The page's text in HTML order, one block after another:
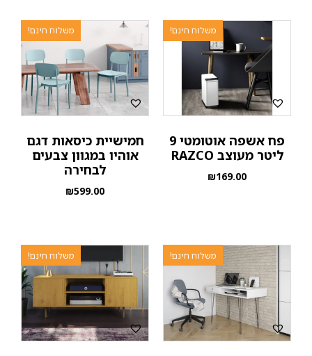
משלוח חינם!
פח אשפה אוטומטי 9
ליטר מעוצב RAZCO
₪169.00
משלוח חינם!
חמישיית כיסאות דגם
אוהיו במגוון צבעים
לבחירה
₪599.00
משלוח חינם! משלוח חינם!